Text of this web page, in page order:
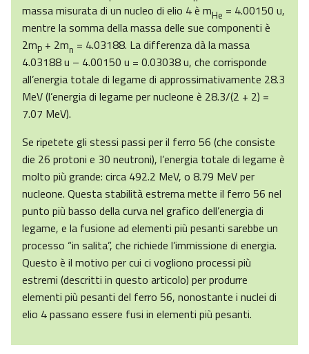
massa misurata di un nucleo di elio 4 è mHe = 4.00150 u,
mentre la somma della massa delle sue componenti è
2mP + 2mn = 4.03188. La differenza dà la massa
4.03188 u – 4.00150 u = 0.03038 u, che corrisponde
all’energia totale di legame di approssimativamente 28.3
MeV (l’energia di legame per nucleone è 28.3/(2 + 2) =
7.07 MeV).
Se ripetete gli stessi passi per il ferro 56 (che consiste
die 26 protoni e 30 neutroni), l’energia totale di legame è
molto più grande: circa 492.2 MeV, o 8.79 MeV per
nucleone. Questa stabilità estrema mette il ferro 56 nel
punto più basso della curva nel grafico dell’energia di
legame, e la fusione ad elementi più pesanti sarebbe un
processo “in salita”, che richiede l’immissione di energia.
Questo è il motivo per cui ci vogliono processi più
estremi (descritti in questo articolo) per produrre
elementi più pesanti del ferro 56, nonostante i nuclei di
elio 4 passano essere fusi in elementi più pesanti.